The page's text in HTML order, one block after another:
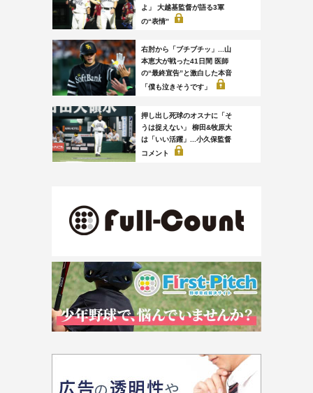
よ」 大越基監督が語る3軍
の“表情”
右肘から「ブチブチッ」...山
本恵大が戦った41日間 医師
の“最終宣告”と激白した本音
「僕も泣きそうです」
押し出し死球のオスナに「そ
うは捉えない」 柳田&牧原大
は「いい活躍」...小久保監督
コメント